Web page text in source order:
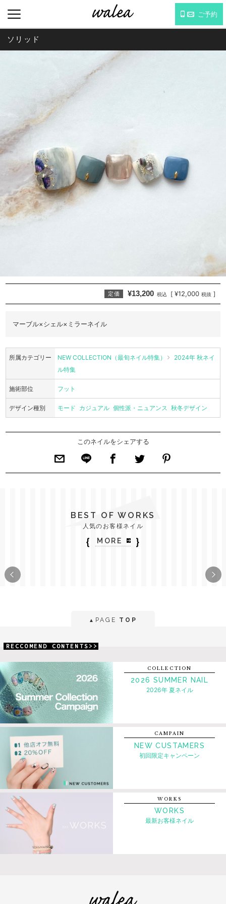
ご予約
ソリッド
定価 ¥13,200 税込 [ ¥12,000 税抜 ]
マーブル×シェル×ミラーネイル
所属カテゴリー NEW COLLECTION（最旬ネイル特集）
2024年 秋ネイ
ル特集
施術部位 フット
デザイン種別 モード カジュアル 個性派・ニュアンス 秋冬デザイン
このネイルをシェアする
BEST OF WORKS
人気のお客様ネイル
｛ MORE ｝
▲ PAGE TOP
RECCOMEND CONTENTS>>
COLLECTION
2026 SUMMER NAIL
2026年 夏ネイル
CAMPAIN
NEW CUSTAMERS
初回限定キャンペーン
WORKS
WORKS
最新お客様ネイル